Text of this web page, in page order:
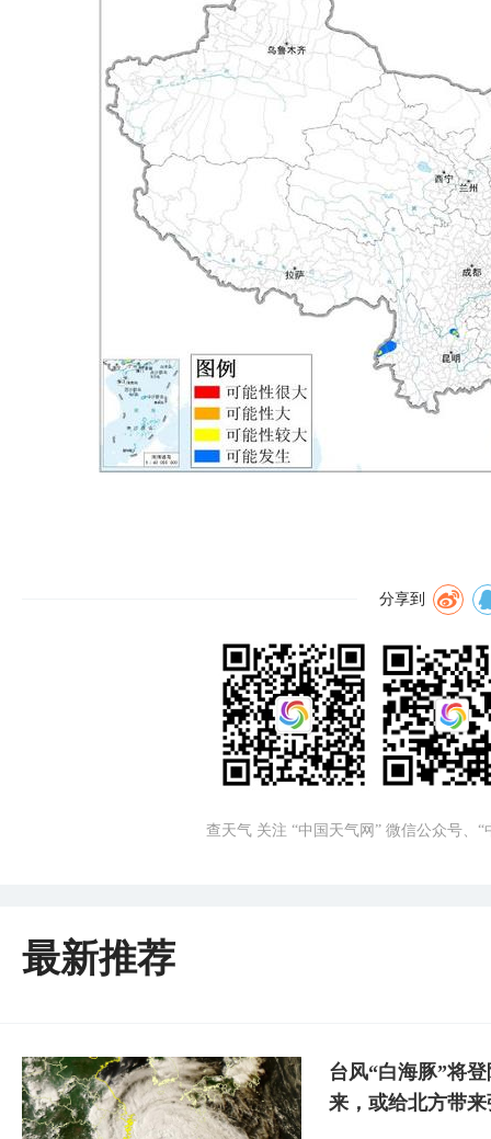
分享到
查天气 关注 “中国天气网” 微信公众号、
最新推荐
台风“白海豚”将
来，或给北方带